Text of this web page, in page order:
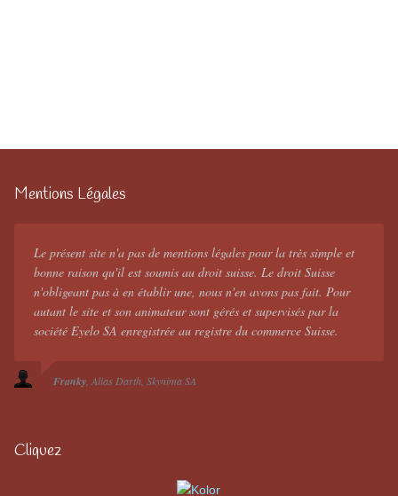
Mentions Légales
Le présent site n'a pas de mentions légales pour la très simple et
bonne raison qu'il est soumis au droit suisse. Le droit Suisse
n'obligeant pas à en établir une, nous n'en avons pas fait. Pour
autant le site et son animateur sont gérés et supervisés par la
société Eyelo SA enregistrée au registre du commerce Suisse.
Franky Alias Darth Skynima SA
Cliquez